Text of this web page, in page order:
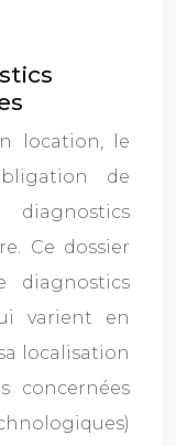
location, le
de
Ce dossier
diagnostics
varient en
localisation
concernées